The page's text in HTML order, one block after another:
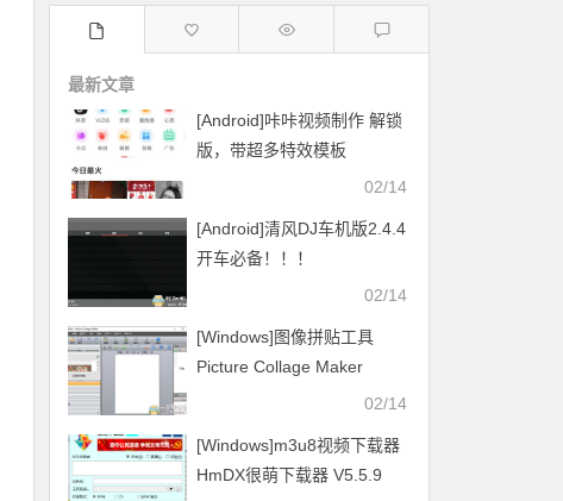
最新文章
[Android]咔咔视频制作 解锁
版，带超多特效模板
02/14
[Android]清风DJ车机版2.4.4
开车必备！！！
02/14
[Windows]图像拼贴工具
Picture Collage Maker
02/14
[Windows]m3u8视频下载器
HmDX很萌下载器 V5.5.9